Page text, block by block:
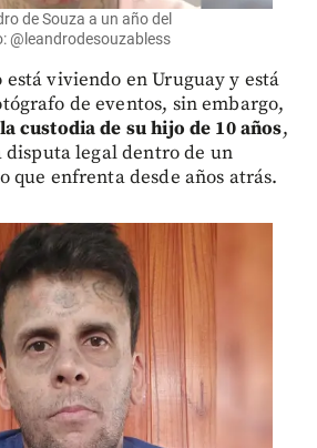
de Souza a un año del
@leandrodesouzabless
viviendo en Uruguay y está
de eventos, sin embargo,
custodia de su hijo de 10 años,
disputa legal dentro de un
que enfrenta desde años atrás.